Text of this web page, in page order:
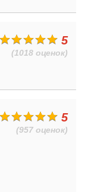
5
(1018 оценок)
5
(957 оценок)